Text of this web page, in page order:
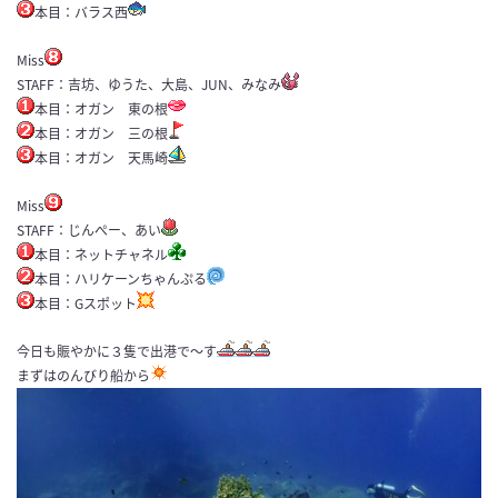
本目：バラス西
Miss
STAFF：吉坊、ゆうた、大島、JUN、みなみ
本目：オガン 東の根
本目：オガン 三の根
本目：オガン 天馬崎
Miss
STAFF：じんぺー、あい
本目：ネットチャネル
本目：ハリケーンちゃんぷる
本目：Gスポット
今日も賑やかに３隻で出港で～す
まずはのんびり船から